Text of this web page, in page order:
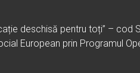
deschisă pentru toți” – cod
European prin Programul